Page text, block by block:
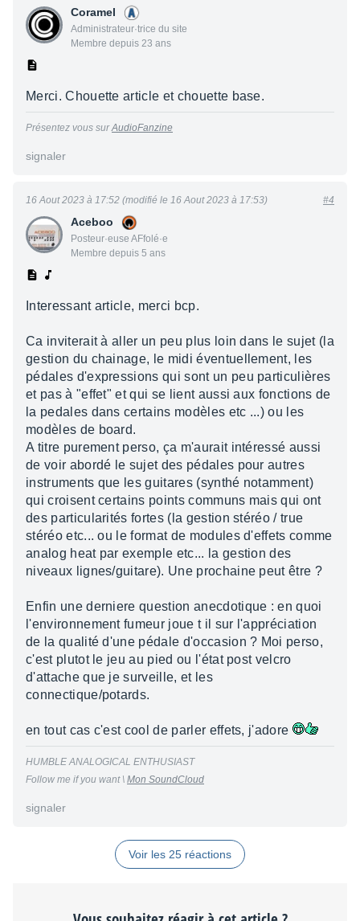
Coramel
Administrateur·trice du site
Membre depuis 23 ans
Merci. Chouette article et chouette base.
Présentez vous surAudioFanzine
signaler
Aceboo
Posteur·euse AFfolé·e
Membre depuis 5 ans
16 Aout 2023 à 17:52 (modifié le 16 Aout 2023 à 17:53) #4
Interessant article, merci bcp.
Ca inviterait à aller un peu plus loin dans le sujet (la
gestion du chainage, le midi éventuellement, les
pédales d'expressions qui sont un peu particulières
et pas à "effet" et qui se lient aussi aux fonctions de
la pedales dans certains modèles etc ...) ou les
modèles de board.
A titre purement perso, ça m'aurait intéressé aussi
de voir abordé le sujet des pédales pour autres
instruments que les guitares (synthé notamment)
qui croisent certains points communs mais qui ont
des particularités fortes (la gestion stéréo / true
stéréo etc... ou le format de modules d'effets comme
analog heat par exemple etc... la gestion des
niveaux lignes/guitare). Une prochaine peut être ?
Enfin une derniere question anecdotique : en quoi
l'environnement fumeur joue t il sur l'appréciation
de la qualité d'une pédale d'occasion ? Moi perso,
c'est plutot le jeu au pied ou l'état post velcro
d'attache que je surveille, et les
connectique/potards.
en tout cas c'est cool de parler effets, j'adore
HUMBLE ANALOGICAL ENTHUSIAST
Follow me if you want \ Mon SoundCloud
signaler
Voir les 25 réactions